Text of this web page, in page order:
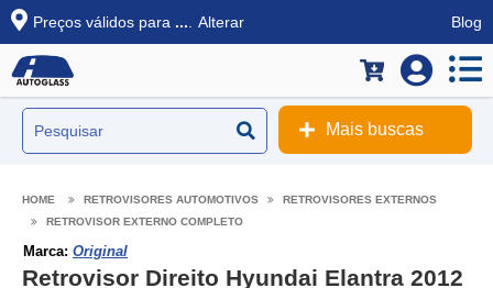
Preços válidos para ... Alterar Blog
Mais buscas
RETROVISORES AUTOMOTIVOS
RETROVISORES EXTERNOS
RETROVISOR EXTERNO COMPLETO
Marca: Original
Retrovisor Direito Hyundai Elantra 2012